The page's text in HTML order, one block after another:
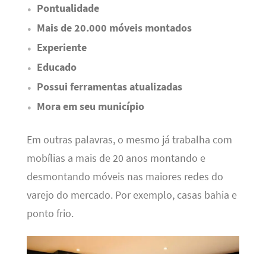
Pontualidade
Mais de 20.000 móveis montados
Experiente
Educado
Possui ferramentas atualizadas
Mora em seu município
Em outras palavras, o mesmo já trabalha com
mobílias a mais de 20 anos montando e
desmontando móveis nas maiores redes do
varejo do mercado. Por exemplo, casas bahia e
ponto frio.